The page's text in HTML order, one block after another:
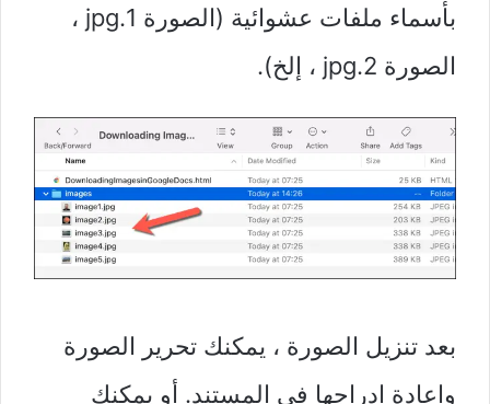
بأسماء ملفات عشوائية (الصورة 1.jpg ،
الصورة 2.jpg ، إلخ).
بعد تنزيل الصورة ، يمكنك تحرير الصورة
وإعادة إدراجها في المستند. أو يمكنك